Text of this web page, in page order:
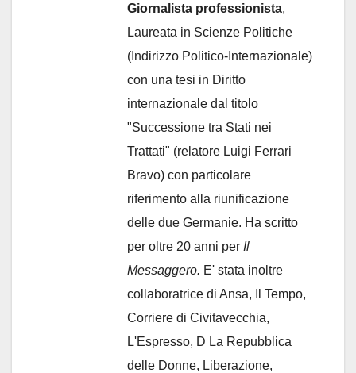
Giornalista professionista,
Laureata in Scienze Politiche
(Indirizzo Politico-Internazionale)
con una tesi in Diritto
internazionale dal titolo
"Successione tra Stati nei
Trattati" (relatore Luigi Ferrari
Bravo) con particolare
riferimento alla riunificazione
delle due Germanie. Ha scritto
per oltre 20 anni per Il
Messaggero. E' stata inoltre
collaboratrice di Ansa, Il Tempo,
Corriere di Civitavecchia,
L'Espresso, D La Repubblica
delle Donne, Liberazione,